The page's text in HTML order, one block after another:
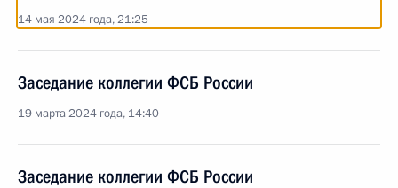
14 мая 2024 года, 21:25
Заседание коллегии ФСБ России
19 марта 2024 года, 14:40
Заседание коллегии ФСБ России